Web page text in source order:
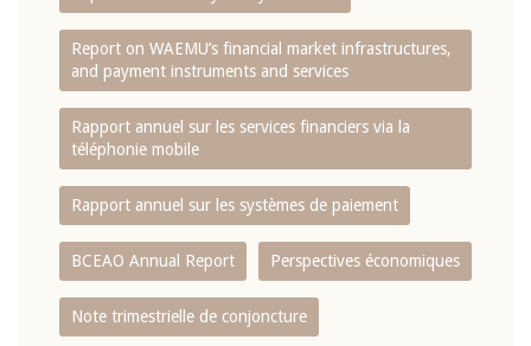
Report on WAEMU’s financial market infrastructures,
and payment instruments and services
Rapport annuel sur les services financiers via la
téléphonie mobile
Rapport annuel sur les systèmes de paiement
BCEAO Annual Report Perspectives économiques
Note trimestrielle de conjoncture